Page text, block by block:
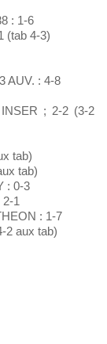
: 1-6
(tab 4-3)
AUV. : 4-8
; 2-2 (3-2
tab)
tab)
: 0-3
1
: 1-7
2 aux tab)